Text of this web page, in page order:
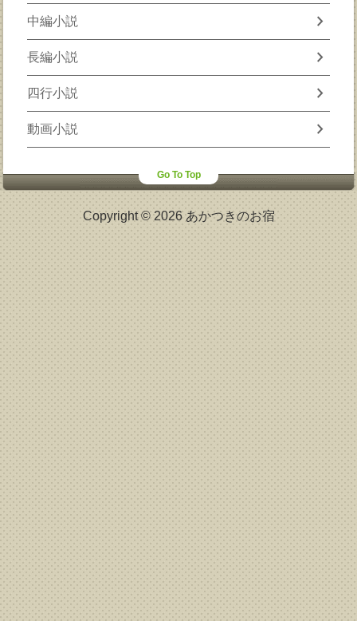
中編小説 chevron_right
長編小説 chevron_right
四行小説 chevron_right
動画小説 chevron_right
Go To Top
Copyright © 2026 あかつきのお宿